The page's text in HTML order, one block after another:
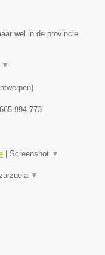
wel in de provincie
▼
)
Screenshot ▼
▼